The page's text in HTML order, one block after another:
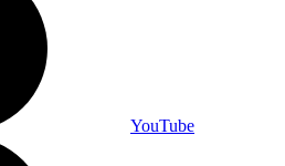
YouTube